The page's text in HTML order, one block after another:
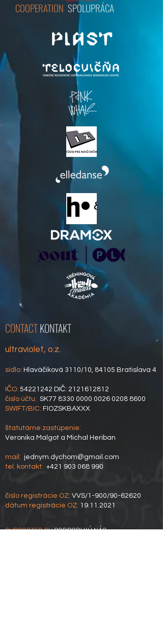
COOPERATION SPOLUPRÁCA
CONTACTKONTAKT
ultraviolet, o.z.
sídlo: Hlaváčiková 3110/10, 84105 Bratislava 4
IČO: 54221242 DIČ: 2121612812
číslo účtu: SK77 8330 0000 0026 0208 8600
SWIFT/BIC: FIOZSKBAXXX
štatutárne zastúpenie:
Veronika Malgot a Michal Heriban
mail: jednym.dychom@gmail.com
tel. kontakt: +421 903 068 990
číslo registrácie OZ: VVS/1-900/90-62620
dátum registrácie OZ: 19.11.2021
SUPPORTED BYPODPORUJÚ NÁS